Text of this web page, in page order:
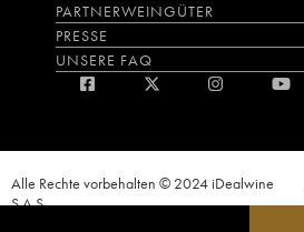
PARTNERWEINGÜTER
PRESSE
UNSERE FAQ
Alle Rechte vorbehalten © 2024 iDealwine
S.A.S.